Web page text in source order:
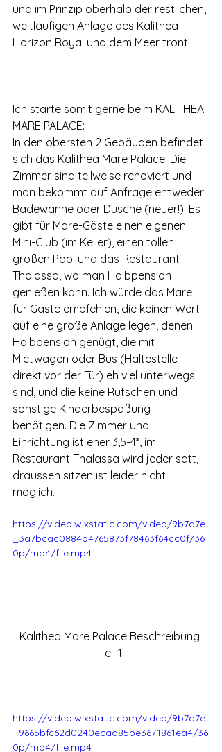
und im Prinzip oberhalb der restlichen,
weitläufigen Anlage des Kalithea
Horizon Royal und dem Meer tront.
Ich starte somit gerne beim KALITHEA
MARE PALACE:
In den obersten 2 Gebäuden befindet
sich das Kalithea Mare Palace. Die
Zimmer sind teilweise renoviert und
man bekommt auf Anfrage entweder
Badewanne oder Dusche (neuer!). Es
gibt für Mare-Gäste einen eigenen
Mini-Club (im Keller), einen tollen
großen Pool und das Restaurant
Thalassa, wo man Halbpension
genießen kann. Ich würde das Mare
für Gäste empfehlen, die keinen Wert
auf eine große Anlage legen, denen
Halbpension genügt, die mit
Mietwagen oder Bus (Haltestelle
direkt vor der Tür) eh viel unterwegs
sind, und die keine Rutschen und
sonstige Kinderbespaßung
benötigen. Die Zimmer und
Einrichtung ist eher 3,5-4*, im
Restaurant Thalassa wird jeder satt,
draussen sitzen ist leider nicht
möglich.
https://video.wixstatic.com/video/9b7d7e
_3a7bcac0884b4765873f78463f64cc0f/36
0p/mp4/file.mp4
Kalithea Mare Palace Beschreibung
Teil 1
https://video.wixstatic.com/video/9b7d7e
_9665bfc62d0240ecaa85be3671861ea4/36
0p/mp4/file.mp4
Powered by
InnoTech Apps